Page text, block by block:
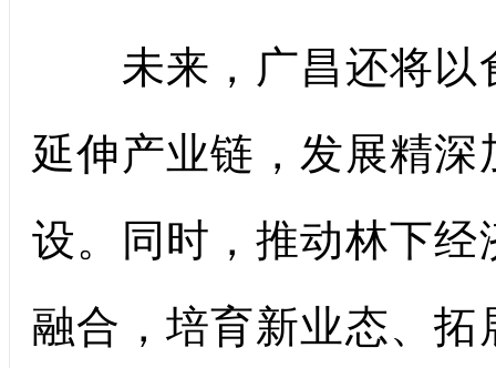
未来，广昌还将以
延伸产业链，发展精
设。同时，推动林下
融合，培育新业态、